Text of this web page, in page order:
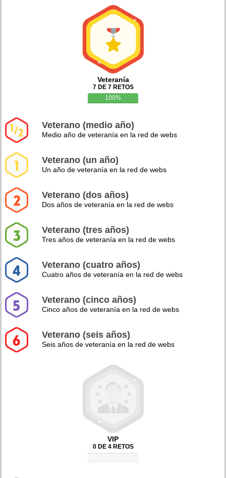
Veteranía
7 DE 7 RETOS
100%
Veterano (medio año)
Medio año de veteranía en la red de webs
Veterano (un año)
Un año de veteranía en la red de webs
Veterano (dos años)
Dos años de veteranía en la red de webs
Veterano (tres años)
Tres años de veteranía en la red de webs
Veterano (cuatro años)
Cuatro años de veteranía en la red de webs
Veterano (cinco años)
Cinco años de veteranía en la red de webs
Veterano (seis años)
Seis años de veteranía en la red de webs
VIP
0 DE 4 RETOS